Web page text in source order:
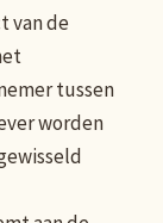
van de
tussen
worden